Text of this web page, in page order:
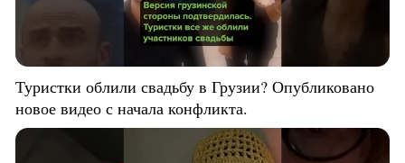
Туристки облили свадьбу в Грузии? Опубликовано
новое видео с начала конфликта.